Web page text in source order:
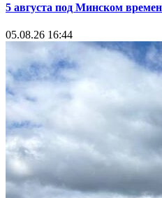
5 августа под Минском
05.08.26 16:44